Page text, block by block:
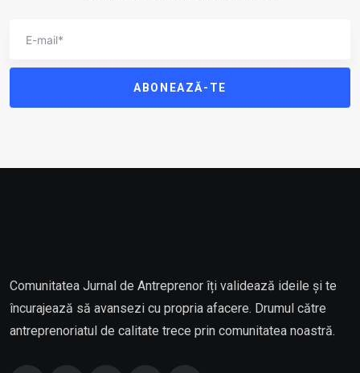
ABONEAZĂ-TE
Comunitatea Jurnal de Antreprenor îți validează ideile și te
încurajează să avansezi cu propria afacere. Drumul către
antreprenoriatul de calitate trece prin comunitatea noastră.